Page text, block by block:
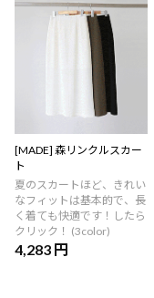
[MADE] 森リンクルスカー
ト
夏のスカートほど、きれい
なフィットは基本的で、長
く着ても快適です！したら
クリック！ (3color)
4,283 円